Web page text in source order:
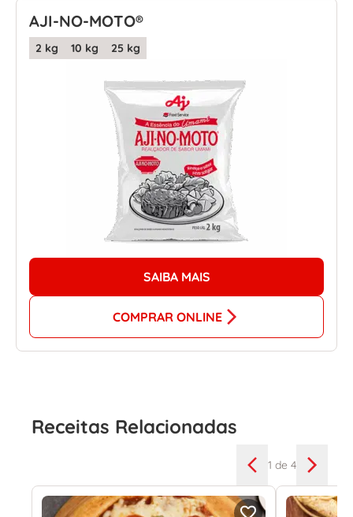
AJI-NO-MOTO®
2 kg 10 kg 25 kg
SAIBA MAIS
COMPRAR ONLINE
Receitas Relacionadas
1 de 4